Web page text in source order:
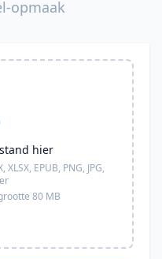
opmaak
hier
XLSX, EPUB, PNG, JPG,
80 MB